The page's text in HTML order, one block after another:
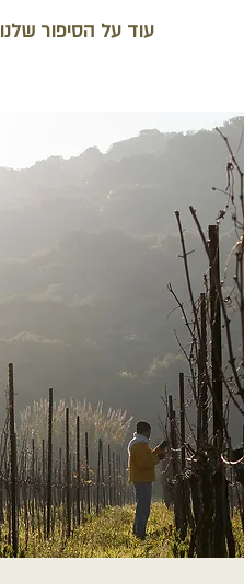
< עוד על הסיפור שלנו